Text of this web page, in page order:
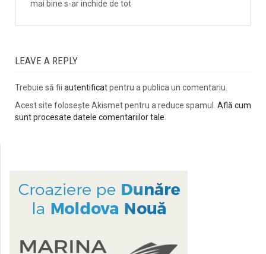
mai bine s-ar inchide de tot
LEAVE A REPLY
Trebuie să fii autentificatpentru a publica un comentariu.
Acest site folosește Akismet pentru a reduce spamul. Află cum
sunt procesate datele comentariilor tale